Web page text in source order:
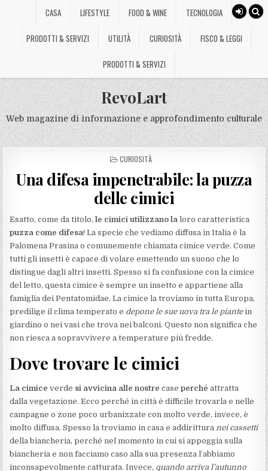
CASA LIFESTYLE FOOD & WINE TECNOLOGIA
PRODOTTI & SERVIZI UTILITÀ CURIOSITÀ FISCO & LEGGI
PRODOTTI & SERVIZI
RevoLart
Web magazine di informazione e approfondimento culturale
POSTED
CURIOSITÀ
Una difesa impenetrabile: la puzza
delle cimici
Esatto, come da titolo,le cimici utilizzano la loro caratteristica
puzza come difesa! La specie che vediamo diffusa in Italia è la
Palomena Prasina o comunemente chiamata cimice verde. Come
tutti gli insetti è capace di volare emettendo un suono che lo
distingue dagli altri insetti. Spesso si fa confusione con la cimice
del letto, questa cimice è sempre un insetto e appartiene alla
famiglia dei Pentatomidae. La cimice la troviamo in tutta Europa,
predilige il clima temperato e depone le sue uova tra le piantein
giardino o nei vasi che trova nei balconi. Questo non significa che
non riesca a sopravvivere a temperature più fredde.
Dove trovare le cimici
La cimice verde si avvicina alle nostre caseperché attratta
dalla vegetazione. Ecco perché in città è difficile trovarla e nelle
campagne o zone poco urbanizzate con molto verde, invece, è
molto diffusa. Spesso la troviamo in casa e addirittura nei cassetti
della biancheria, perché nel momento in cui si appoggia sulla
biancheria e non facciamo caso alla sua presenza l’abbiamo
inconsapevolmente catturata. Invece, quando arriva l’autunno